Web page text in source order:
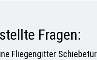
Fragen:
Fliegengitter Schiebetür